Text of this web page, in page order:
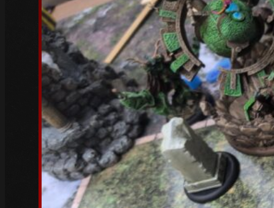
Oktober 2023(3)
Juli 2023(1)
Juni 2023 (1)
Mai 2023(5)
April 2023(3)
März 2023(6)
Februar 2023(4)
Januar 2023
(5)
Dezember 2022(4)
November 2022(4)
Oktober 2022(5)